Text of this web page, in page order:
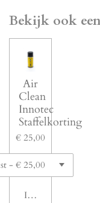
Bekijk ook
Air
Clean
Innotec
Staffelkorting
€ 25,00
In winkelwagen